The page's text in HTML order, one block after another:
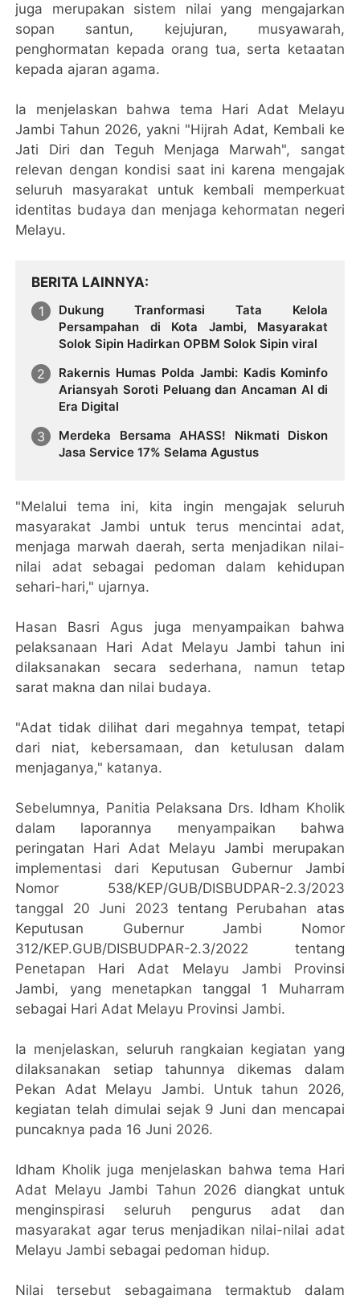
juga merupakan sistem nilai yang mengajarkan
sopan santun, kejujuran, musyawarah,
penghormatan kepada orang tua, serta ketaatan
kepada ajaran agama.
Ia menjelaskan bahwa tema Hari Adat Melayu
Jambi Tahun 2026, yakni "Hijrah Adat, Kembali ke
Jati Diri dan Teguh Menjaga Marwah", sangat
relevan dengan kondisi saat ini karena mengajak
seluruh masyarakat untuk kembali memperkuat
identitas budaya dan menjaga kehormatan negeri
Melayu.
BERITA LAINNYA
Dukung Tranformasi Tata Kelola
Persampahan di Kota Jambi, Masyarakat
Solok Sipin Hadirkan OPBM Solok Sipin viral
Rakernis Humas Polda Jambi: Kadis Kominfo
Ariansyah Soroti Peluang dan Ancaman AI di
Era Digital
Merdeka Bersama AHASS! Nikmati Diskon
Jasa Service 17% Selama Agustus
"Melalui tema ini, kita ingin mengajak seluruh
masyarakat Jambi untuk terus mencintai adat,
menjaga marwah daerah, serta menjadikan nilai-
nilai adat sebagai pedoman dalam kehidupan
sehari-hari," ujarnya.
Hasan Basri Agus juga menyampaikan bahwa
pelaksanaan Hari Adat Melayu Jambi tahun ini
dilaksanakan secara sederhana, namun tetap
sarat makna dan nilai budaya.
"Adat tidak dilihat dari megahnya tempat, tetapi
dari niat, kebersamaan, dan ketulusan dalam
menjaganya," katanya.
Sebelumnya, Panitia Pelaksana Drs. Idham Kholik
dalam laporannya menyampaikan bahwa
peringatan Hari Adat Melayu Jambi merupakan
implementasi dari Keputusan Gubernur Jambi
Nomor 538/KEP/GUB/DISBUDPAR-2.3/2023
tanggal 20 Juni 2023 tentang Perubahan atas
Keputusan Gubernur Jambi Nomor
312/KEP.GUB/DISBUDPAR-2.3/2022 tentang
Penetapan Hari Adat Melayu Jambi Provinsi
Jambi, yang menetapkan tanggal 1 Muharram
sebagai Hari Adat Melayu Provinsi Jambi.
Ia menjelaskan, seluruh rangkaian kegiatan yang
dilaksanakan setiap tahunnya dikemas dalam
Pekan Adat Melayu Jambi. Untuk tahun 2026,
kegiatan telah dimulai sejak 9 Juni dan mencapai
puncaknya pada 16 Juni 2026.
Idham Kholik juga menjelaskan bahwa tema Hari
Adat Melayu Jambi Tahun 2026 diangkat untuk
menginspirasi seluruh pengurus adat dan
masyarakat agar terus menjadikan nilai-nilai adat
Melayu Jambi sebagai pedoman hidup.
Nilai tersebut sebagaimana termaktub dalam